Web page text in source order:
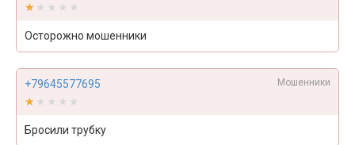
★★★★★
★★★★★
Осторожно мошенники
+79645577695 Мошенники
★★★★★
★★★★★
Бросили трубку